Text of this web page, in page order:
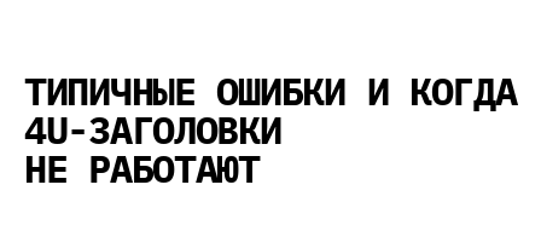
ТИПИЧНЫЕ ОШИБКИ И КОГДА
4U-ЗАГОЛОВКИ
НЕ РАБОТАЮТ